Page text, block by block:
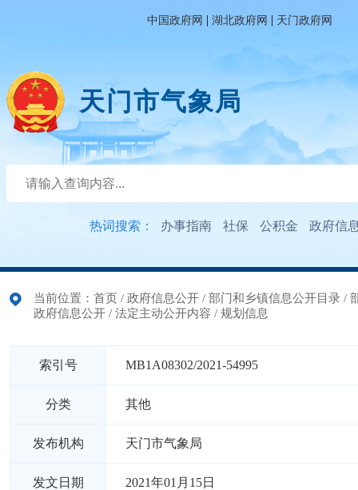
中国政府网 | 湖北政府网 | 天门政府网
天门市气象局
热词搜索： 办事指南 社保 公积金 政府信
当前位置： 首页 / 政府信息公开 / 部门和乡镇信息公开目录 /
政府信息公开 / 法定主动公开内容 / 规划信息
索引号 MB1A08302/2021-54995
分类 其他
发布机构 天门市气象局
发文日期 2021年01月15日